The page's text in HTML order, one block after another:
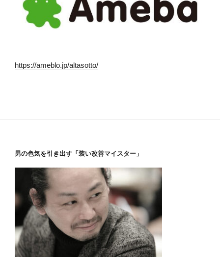
https://ameblo.jp/altasotto/
男の色気を引き出す「装い改善マイスター」